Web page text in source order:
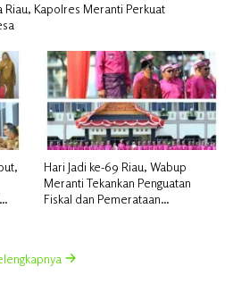
Riau, Kapolres Meranti Perkuat
Hari Jadi ke-69 Riau, Wabup
Meranti Tekankan Penguatan
Fiskal dan Pemerataan